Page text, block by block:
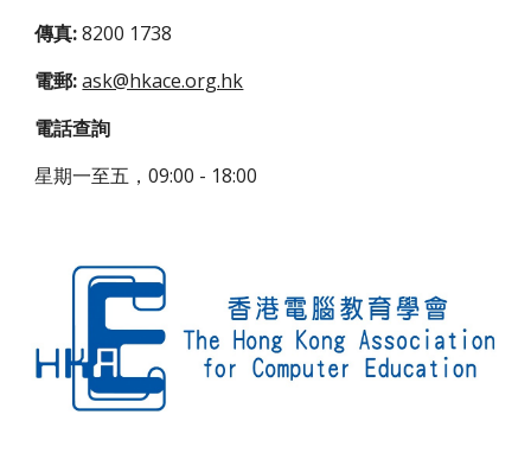
傳真:8200 1738
電郵:ask@hkace.org.hk
電話查詢
星期一至五，09:00 - 18:00